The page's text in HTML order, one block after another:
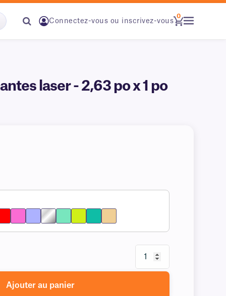
Connectez-vous ou inscrivez-vous
0
laser - 2,63 po x 1 po
Ajouter au panier